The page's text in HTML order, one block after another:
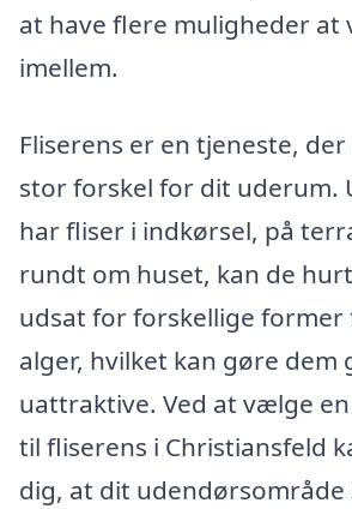
at have flere muligheder at
imellem.
Fliserens er en tjeneste,
stor forskel for dit uderum.
har fliser i indkørsel, på
rundt om huset, kan de
udsat for forskellige former
alger, hvilket kan gøre dem
uattraktive. Ved at vælge
til fliserens i Christiansfeld
dig, at dit udendørsområde